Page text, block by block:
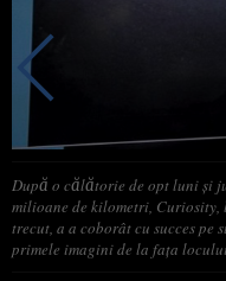
După o călătorie de opt luni şi
milioane de kilometri, Curiosity,
trecut, a a coborât cu succes pe
primele imagini de la faţa